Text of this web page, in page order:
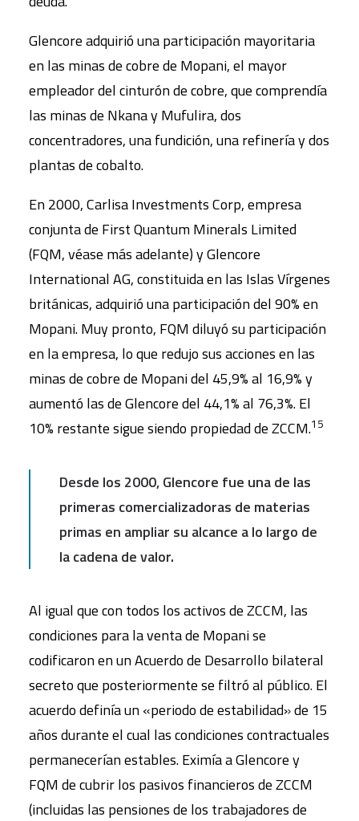
Glencore adquirió una participación mayoritaria
en las minas de cobre de Mopani, el mayor
empleador del cinturón de cobre, que comprendía
las minas de Nkana y Mufulira, dos
concentradores, una fundición, una refinería y dos
plantas de cobalto.
En 2000, Carlisa Investments Corp, empresa
conjunta de First Quantum Minerals Limited
(FQM, véase más adelante) y Glencore
International AG, constituida en las Islas Vírgenes
británicas, adquirió una participación del 90% en
Mopani. Muy pronto, FQM diluyó su participación
en la empresa, lo que redujo sus acciones en las
minas de cobre de Mopani del 45,9% al 16,9% y
aumentó las de Glencore del 44,1% al 76,3%. El
10% restante sigue siendo propiedad de ZCCM.15
Desde los 2000, Glencore fue una de las
primeras comercializadoras de materias
primas en ampliar su alcance a lo largo de
la cadena de valor.
Al igual que con todos los activos de ZCCM, las
condiciones para la venta de Mopani se
codificaron en un Acuerdo de Desarrollo bilateral
secreto que posteriormente se filtró al público. El
acuerdo definía un «periodo de estabilidad» de 15
años durante el cual las condiciones contractuales
permanecerían estables. Eximía a Glencore y
FQM de cubrir los pasivos financieros de ZCCM
(incluidas las pensiones de los trabajadores de